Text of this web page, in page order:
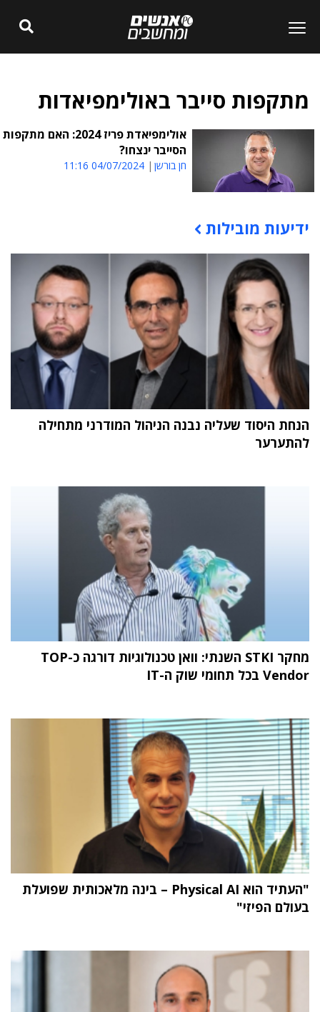
מתקפות סייבר באולימפיאדות
אולימפיאדת פריז 2024: האם מתקפות
הסייבר ינצחו?
חן בורשן 04/07/2024 11:16
תוכן פרסומי
ידיעות מובילות
הנחת היסוד שעליה נבנה הניהול המודרני מתחילה
להתערער
מחקר STKI השנתי: וואן טכנולוגיות דורגה כ-TOP
Vendor בכל תחומי שוק ה-IT
"העתיד הוא Physical AI – בינה מלאכותית שפועלת
בעולם הפיזי"